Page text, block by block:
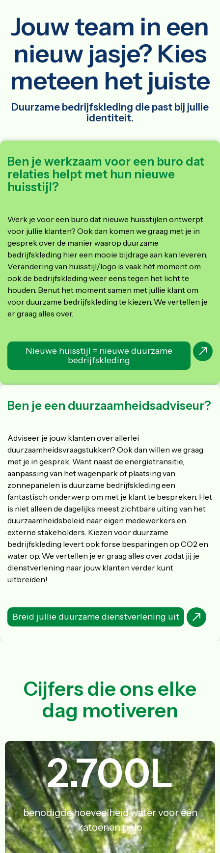
Jouw team in een
nieuw jasje? Kies
meteen het juiste
Duurzame bedrijfskleding die past bij jullie
identiteit.
Ben je werkzaam voor een buro dat
relaties helpt met hun nieuwe
huisstijl?
Werk je voor een buro dat nieuwe huisstijlen ontwerpt
voor jullie klanten? Ook dan komen we graag met je in
gesprek over de manier waarop duurzame
bedrijfskleding hier een mooie bijdrage aan kan leveren.
Verandering van huisstijl/logo is vaak hét moment om
ook de bedrijfskleding weer eens tegen het licht te
houden. Benut het moment samen met jullie klant om
voor duurzame bedrijfskleding te kiezen. We vertellen je
er graag alles over.
Nieuwe huisstijl = nieuwe duurzame
bedrijfskleding
Ben je een duurzaamheidsadviseur?
Adviseer je jouw klanten over allerlei
duurzaamheidsvraagstukken? Ook dan willen we graag
met je in gesprek. Want naast de energietransitie,
aanpassing van het wagenpark of plaatsing van
zonnepanelen is duurzame bedrijfskleding een
fantastisch onderwerp om met je klant te bespreken. Het
is niet alleen de dagelijks meest zichtbare uiting van het
duurzaamheidsbeleid naar eigen medewerkers en
externe stakeholders. Kiezen voor duurzame
bedrijfskleding levert ook forse besparingen op CO2 en
water op. We vertellen je er graag alles over zodat jij je
dienstverlening naar jouw klanten verder kunt
uitbreiden!
Breid jullie duurzame dienstverlening uit
Cijfers die ons elke
dag motiveren
2.700L
benodigde hoeveelheid water voor één
katoenen polo